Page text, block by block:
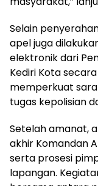
Selain
apel juga
elektronik dari
Kediri Kota
memperkuat
tugas kepolisian
Setelah amanat,
akhir Komandan
serta prosesi
lapangan.